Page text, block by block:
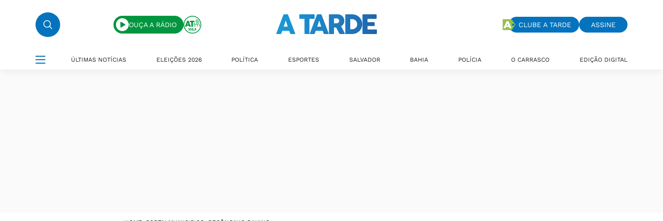
OUÇA A RÁDIO CLUBE A TARDE ASSINE
ÚLTIMAS NOTÍCIAS ELEIÇÕES 2026 POLÍTICA ESPORTES SALVADOR BAHIA POLÍCIA O CARRASCO EDIÇÃO DIGITAL